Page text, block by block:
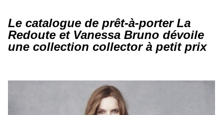
Le catalogue de prêt-à-porter La
Redoute et Vanessa Bruno dévoile
une collection collector à petit prix